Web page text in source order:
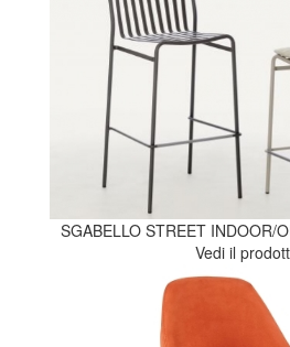
SGABELLO STREET INDOOR/
Vedi il